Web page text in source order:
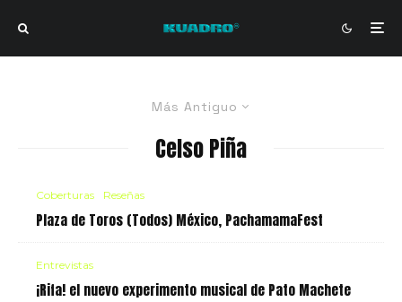
Más Antiguo
Celso Piña
Coberturas Reseñas
Plaza de Toros (Todos) México, PachamamaFest
Entrevistas
¡Rifa! el nuevo experimento musical de Pato Machete